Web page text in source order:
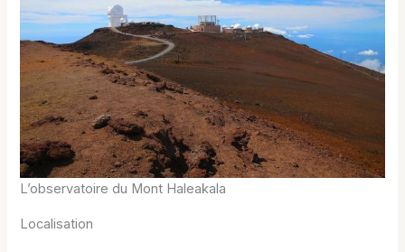
L’observatoire du Mont Haleakala
Localisation